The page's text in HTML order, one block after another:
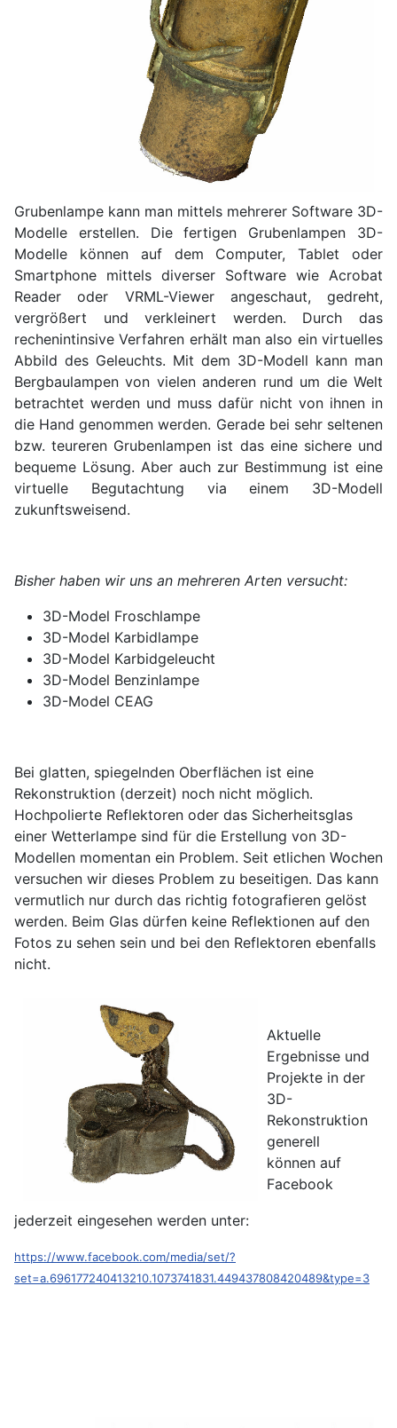
Grubenlampe kann man mittels mehrerer Software 3D-
Modelle erstellen. Die fertigen Grubenlampen 3D-
Modelle können auf dem Computer, Tablet oder
Smartphone mittels diverser Software wie Acrobat
Reader oder VRML-Viewer angeschaut, gedreht,
vergrößert und verkleinert werden. Durch das
rechenintinsive Verfahren erhält man also ein virtuelles
Abbild des Geleuchts. Mit dem 3D-Modell kann man
Bergbaulampen von vielen anderen rund um die Welt
betrachtet werden und muss dafür nicht von ihnen in
die Hand genommen werden. Gerade bei sehr seltenen
bzw. teureren Grubenlampen ist das eine sichere und
bequeme Lösung. Aber auch zur Bestimmung ist eine
virtuelle Begutachtung via einem 3D-Modell
zukunftsweisend.
Bisher haben wir uns an mehreren Arten versucht:
3D-Model Froschlampe
3D-Model Karbidlampe
3D-Model Karbidgeleucht
3D-Model Benzinlampe
3D-Model CEAG
Bei glatten, spiegelnden Oberflächen ist eine
Rekonstruktion (derzeit) noch nicht möglich.
Hochpolierte Reflektoren oder das Sicherheitsglas
einer Wetterlampe sind für die Erstellung von 3D-
Modellen momentan ein Problem. Seit etlichen Wochen
versuchen wir dieses Problem zu beseitigen. Das kann
vermutlich nur durch das richtig fotografieren gelöst
werden. Beim Glas dürfen keine Reflektionen auf den
Fotos zu sehen sein und bei den Reflektoren ebenfalls
nicht.
Aktuelle
Ergebnisse und
Projekte in der
3D-
Rekonstruktion
generell
können auf
Facebook
jederzeit eingesehen werden unter:
https://www.facebook.com/media/set/?
set=a.696177240413210.1073741831.449437808420489&type=3